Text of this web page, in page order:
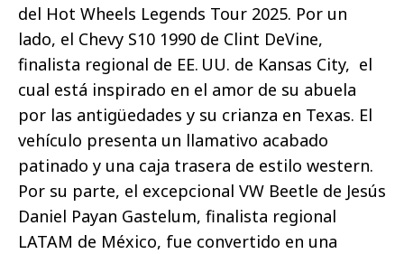
del Hot Wheels Legends Tour 2025. Por un
lado, el Chevy S10 1990 de Clint DeVine,
finalista regional de EE. UU. de Kansas City, el
cual está inspirado en el amor de su abuela
por las antigüedades y su crianza en Texas. El
vehículo presenta un llamativo acabado
patinado y una caja trasera de estilo western.
Por su parte, el excepcional VW Beetle de Jesús
Daniel Payan Gastelum, finalista regional
LATAM de México, fue convertido en una